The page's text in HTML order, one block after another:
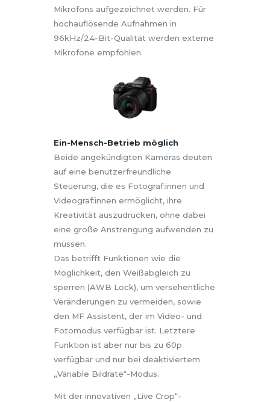
Mikrofons aufgezeichnet werden. Für
hochauflösende Aufnahmen in
96kHz/24-Bit-Qualität werden externe
Mikrofone empfohlen.
Ein-Mensch-Betrieb möglich
Beide angekündigten Kameras deuten
auf eine benutzerfreundliche
Steuerung, die es Fotograf:innen und
Videograf:innen ermöglicht, ihre
Kreativität auszudrücken, ohne dabei
eine große Anstrengung aufwenden zu
müssen.
Das betrifft Funktionen wie die
Möglichkeit, den Weißabgleich zu
sperren (AWB Lock), um versehentliche
Veränderungen zu vermeiden, sowie
den MF Assistent, der im Video- und
Fotomodus verfügbar ist. Letztere
Funktion ist aber nur bis zu 60p
verfügbar und nur bei deaktiviertem
„Variable Bildrate“-Modus.
Mit der innovativen „Live Crop“-